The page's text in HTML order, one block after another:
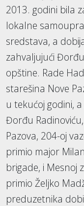
2013. godini bila
lokalne
sredstava, a
zahvaljujući
opštine. Rade
starešina Nove
u tekućoj godini,
Đorđu
Pazova, 204-oj
primio major
brigade, i Mesnoj
primio Željko
preduzetnika